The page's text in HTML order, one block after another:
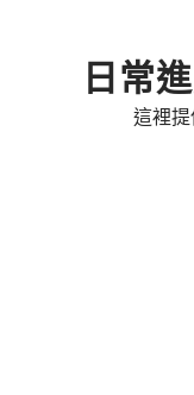
日常
這裡